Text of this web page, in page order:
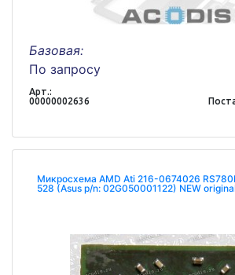
Базовая:
По запросу
Арт.:
00000002636
Микросхема AMD Ati 216-0674026
528 (Asus p/n: 02G050001122) NEW